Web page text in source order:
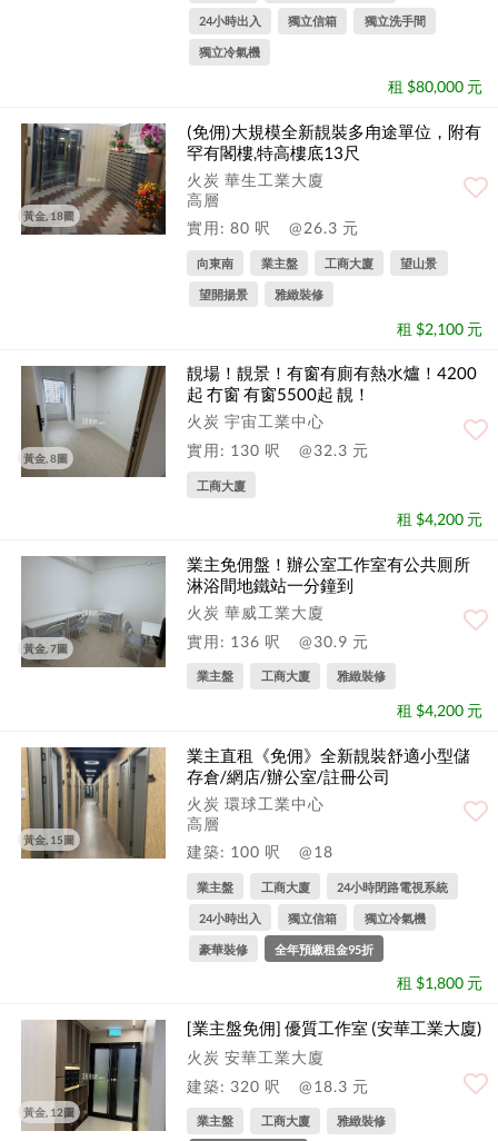
24小時出入 獨立信箱 獨立洗手間
獨立冷氣機
租 $80,000 元
黃金, 18圖
(免佣)大規模全新靚裝多甪途單位，附有
罕有閣樓,特高樓底13尺
火炭 華生工業大廈
高層
實用: 80 呎
@26.3 元
向東南 業主盤 工商大廈 望山景
望開揚景 雅緻裝修
租 $2,100 元
黃金, 8圖
靚場！靚景！有窗有廁有熱水爐！4200
起 冇窗 有窗5500起 靚！
火炭 宇宙工業中心
實用: 130 呎
@32.3 元
工商大廈
租 $4,200 元
黃金, 7圖
業主免佣盤！辦公室工作室有公共厠所
淋浴間地鐵站一分鐘到
火炭 華威工業大廈
實用: 136 呎
@30.9 元
業主盤 工商大廈 雅緻裝修
租 $4,200 元
黃金, 15圖
業主直租《免佣》全新靚裝舒適小型儲
存倉/網店/辦公室/註冊公司
火炭 環球工業中心
高層
建築: 100 呎
@18
業主盤 工商大廈 24小時閉路電視系統
24小時出入 獨立信箱 獨立冷氣機
豪華裝修 全年預繳租金95折
租 $1,800 元
黃金, 12圖
[業主盤免佣] 優質工作室 (安華工業大廈)
火炭 安華工業大廈
建築: 320 呎
@18.3 元
業主盤 工商大廈 雅緻裝修